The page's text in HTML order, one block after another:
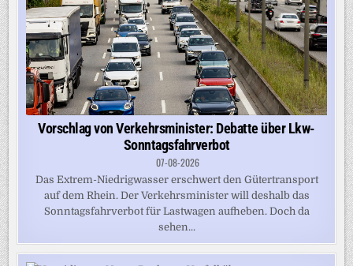
Vorschlag von Verkehrsminister: Debatte über Lkw-
Sonntagsfahrverbot
07-08-2026
Das Extrem-Niedrigwasser erschwert den Gütertransport
auf dem Rhein. Der Verkehrsminister will deshalb das
Sonntagsfahrverbot für Lastwagen aufheben. Doch da
sehen...